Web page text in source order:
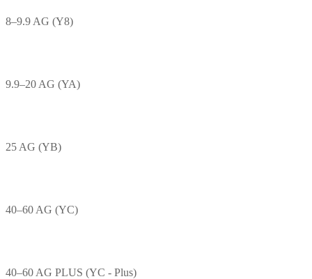
8–9.9 AG (Y8)
9.9–20 AG (YA)
25 AG (YB)
40–60 AG (YC)
40–60 AG PLUS (YC - Plus)